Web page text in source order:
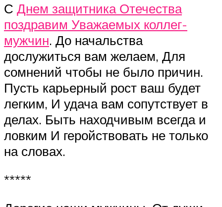
С Днем защитника Отечества
поздравим Уважаемых коллег-
мужчин. До начальства
дослужиться вам желаем, Для
сомнений чтобы не было причин.
Пусть карьерный рост ваш будет
легким, И удача вам сопутствует в
делах. Быть находчивым всегда и
ловким И геройствовать не только
на словах.
*****